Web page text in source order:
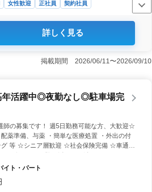
女性歓迎 正社員
契約社員
に位置する特別養護老人ホームで、夜勤
務内容＞ バイタルチェックや医薬品の
の職場で活躍できます。
詳しく見る
掲載期間 2026/06/11〜2026/09/10
年活躍中◎夜勤なし◎駐車場完
師の募集です！ 週5日勤務可能な方、大歓迎☆
薬準備、与薬 ・簡単な医療処置 ・外出の付
グ 等 ☆シニア層歓迎 ☆社会保険完備 ☆車通勤
イト・パート